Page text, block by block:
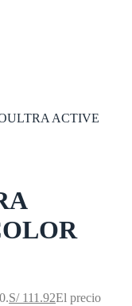
ACTIVE
S/111.92El precio